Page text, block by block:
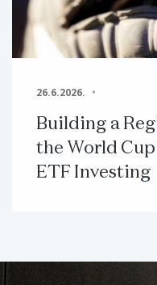
26.6.2026.
Building a
the World
ETF Investing